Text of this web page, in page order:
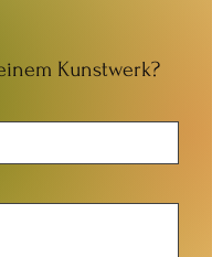
Kunstwerk?